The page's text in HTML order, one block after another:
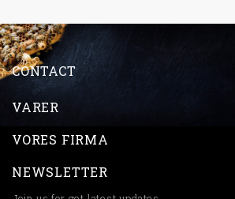
CONTACT
VARER
VORES FIRMA
NEWSLETTER